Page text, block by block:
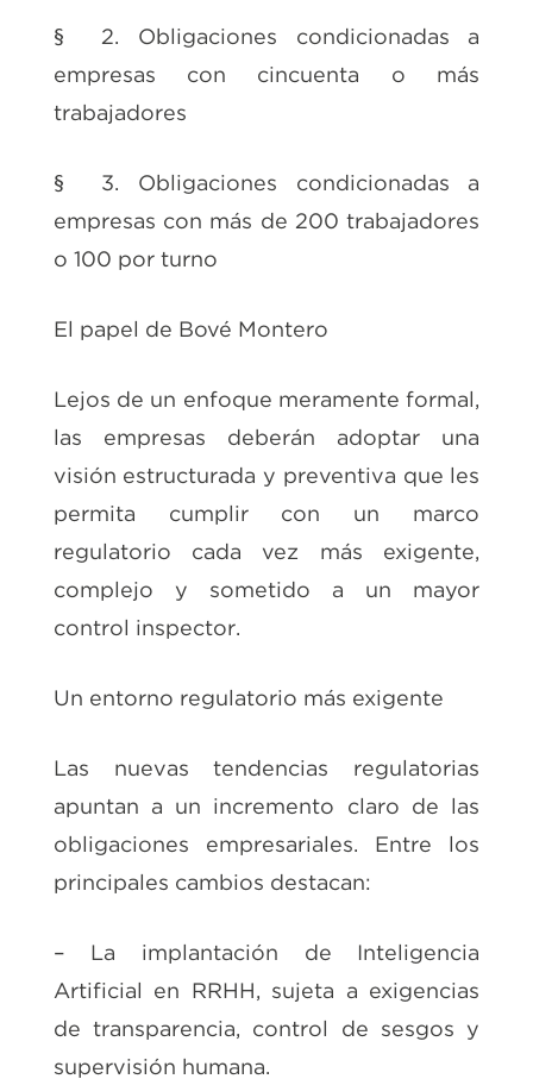
§ 2. Obligaciones condicionadas a
empresas con cincuenta o más
trabajadores
§ 3. Obligaciones condicionadas a
empresas con más de 200 trabajadores
o 100 por turno
El papel de Bové Montero
Lejos de un enfoque meramente formal,
las empresas deberán adoptar una
visión estructurada y preventiva que les
permita cumplir con un marco
regulatorio cada vez más exigente,
complejo y sometido a un mayor
control inspector.
Un entorno regulatorio más exigente
Las nuevas tendencias regulatorias
apuntan a un incremento claro de las
obligaciones empresariales. Entre los
principales cambios destacan:
– La implantación de Inteligencia
Artificial en RRHH, sujeta a exigencias
de transparencia, control de sesgos y
supervisión humana.